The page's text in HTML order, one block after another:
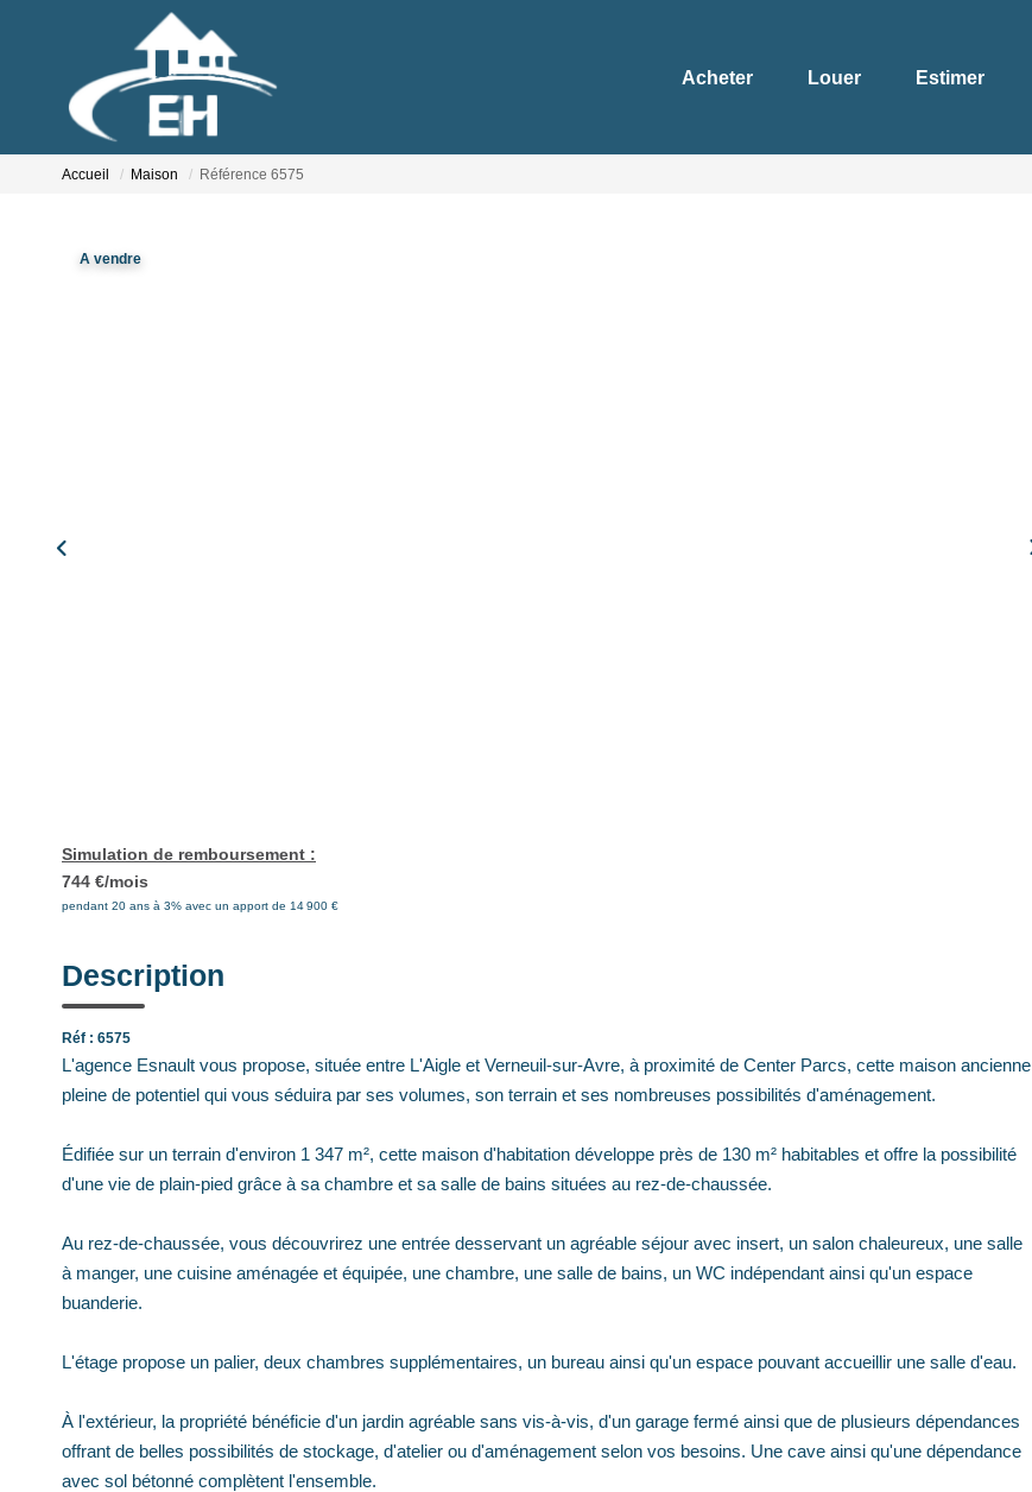
Acheter Louer Estimer
Accueil Maison Référence 6575
A vendre
Simulation de remboursement :
744 €/mois
pendant 20 ans à 3% avec un apport de 14 900 €
Description
Réf : 6575
L'agence Esnault vous propose, située entre L'Aigle et Verneuil-sur-Avre, à proximité de Center Parcs, cette maison ancienne
pleine de potentiel qui vous séduira par ses volumes, son terrain et ses nombreuses possibilités d'aménagement.
Édifiée sur un terrain d'environ 1 347 m², cette maison d'habitation développe près de 130 m² habitables et offre la possibilité
d'une vie de plain-pied grâce à sa chambre et sa salle de bains situées au rez-de-chaussée.
Au rez-de-chaussée, vous découvrirez une entrée desservant un agréable séjour avec insert, un salon chaleureux, une salle
à manger, une cuisine aménagée et équipée, une chambre, une salle de bains, un WC indépendant ainsi qu'un espace
buanderie.
L'étage propose un palier, deux chambres supplémentaires, un bureau ainsi qu'un espace pouvant accueillir une salle d'eau.
À l'extérieur, la propriété bénéficie d'un jardin agréable sans vis-à-vis, d'un garage fermé ainsi que de plusieurs dépendances
offrant de belles possibilités de stockage, d'atelier ou d'aménagement selon vos besoins. Une cave ainsi qu'une dépendance
avec sol bétonné complètent l'ensemble.